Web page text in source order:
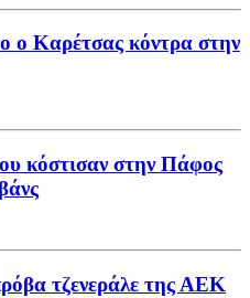
ο Καρέτσας κόντρα στην
κόστισαν στην Πάφος
τζενεράλε της ΑΕΚ